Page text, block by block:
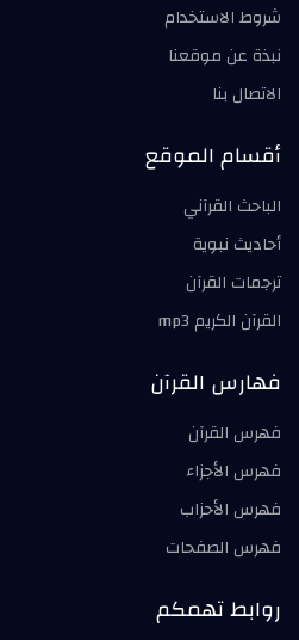
شروط الاستخدام
نبذة عن موقعنا
الاتصال بنا
أقسام الموقع
الباحث القرآني
أحاديث نبوية
ترجمات القرآن
القرآن الكريم mp3
فهارس القرآن
فهرس القرآن
فهرس الأجزاء
فهرس الأحزاب
فهرس الصفحات
روابط تهمكم